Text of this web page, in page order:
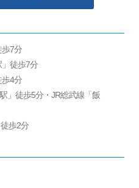
歩7分
徒歩7分
歩4分
」徒歩5分・JR総武線「飯
歩2分